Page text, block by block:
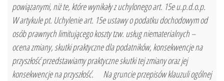
powiązanymi, niż te, które wynikały z uchylonego art. 15e u.p.d.o.p.
W artykule pt. Uchylenie art. 15e ustawy o podatku dochodowym od
osób prawnych limitującego koszty tzw. usług niematerialnych –
ocena zmiany, skutki praktyczne dla podatników, konsekwencje na
przyszłość przedstawiamy praktyczne skutki tej zmiany oraz jej
konsekwencje na przyszłość. Na gruncie przepisów klauzuli ogólnej